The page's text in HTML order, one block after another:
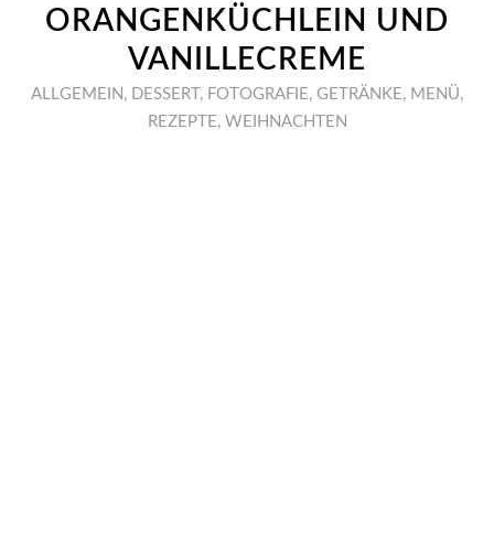
ORANGENKÜCHLEIN UND
VANILLECREME
ALLGEMEIN , DESSERT , FOTOGRAFIE, GETRÄNKE, MENÜ,
REZEPTE, WEIHNACHTEN